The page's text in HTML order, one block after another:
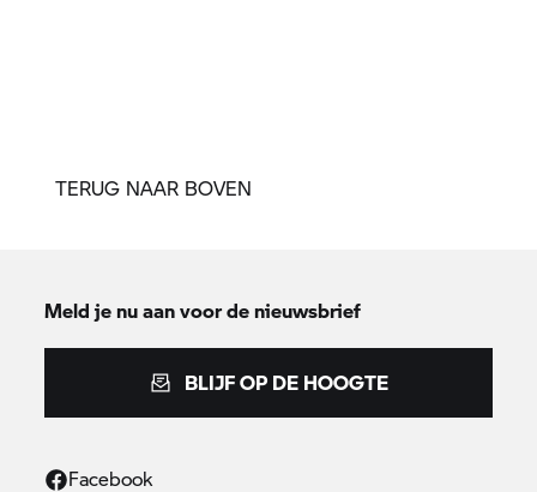
TERUG NAAR BOVEN
Meld je nu aan voor de nieuwsbrief
BLIJF OP DE HOOGTE
Facebook